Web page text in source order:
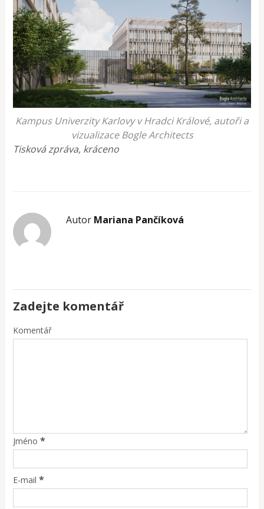
Kampus Univerzity Karlovy v Hradci Králové, autoři a
vizualizace Bogle Architects
Tisková zpráva, kráceno
Autor Mariana Pančíková
Zadejte komentář
Komentář
Jméno *
E-mail *